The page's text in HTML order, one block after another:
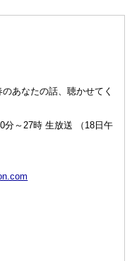
あなたの話、聴かせてく
分～27時 生放送 （18日午